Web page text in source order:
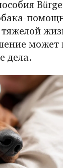
может
дела.